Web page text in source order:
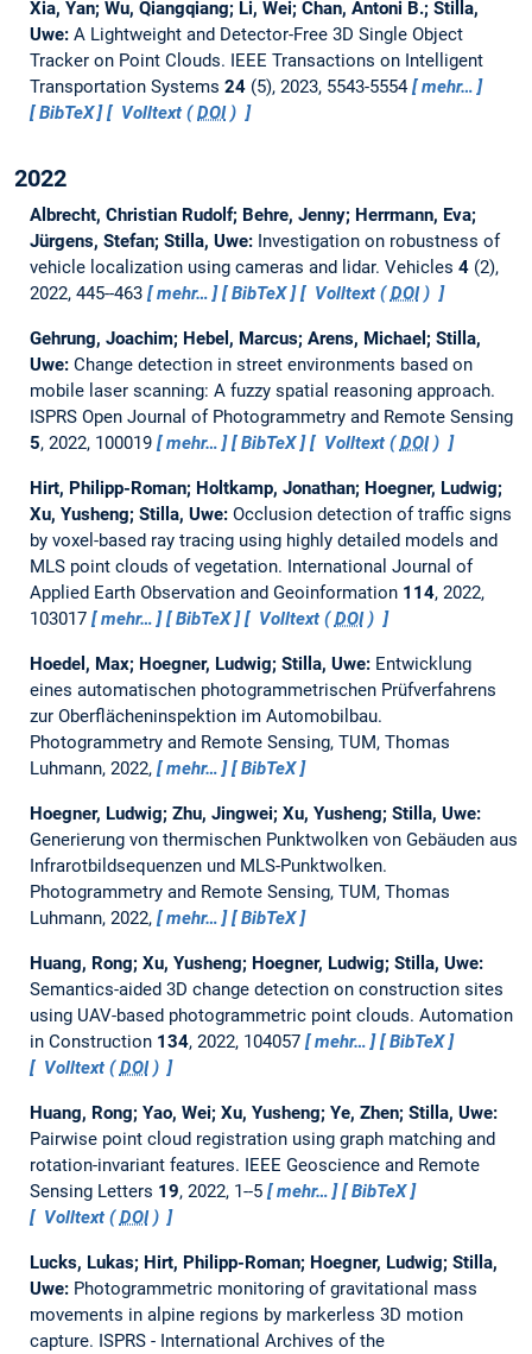
Xia, Yan; Wu, Qiangqiang; Li, Wei; Chan, Antoni B.; Stilla,
Uwe: A Lightweight and Detector-Free 3D Single Object
Tracker on Point Clouds. IEEE Transactions on Intelligent
Transportation Systems 24(5), 2023, 5543-5554
mehr…
BibTeX
Volltext (DOI)
2022
Albrecht, Christian Rudolf; Behre, Jenny; Herrmann, Eva;
Jürgens, Stefan; Stilla, Uwe: Investigation on robustness of
vehicle localization using cameras and lidar. Vehicles 4(2),
2022, 445--463
mehr… BibTeX Volltext (DOI)
Gehrung, Joachim; Hebel, Marcus; Arens, Michael; Stilla,
Uwe: Change detection in street environments based on
mobile laser scanning: A fuzzy spatial reasoning approach.
ISPRS Open Journal of Photogrammetry and Remote Sensing
5, 2022, 100019 mehr… BibTeX Volltext (DOI)
Hirt, Philipp-Roman; Holtkamp, Jonathan; Hoegner, Ludwig;
Xu, Yusheng; Stilla, Uwe: Occlusion detection of traffic signs
by voxel-based ray tracing using highly detailed models and
MLS point clouds of vegetation. International Journal of
Applied Earth Observation and Geoinformation 114, 2022,
103017
mehr… BibTeX Volltext (DOI)
Hoedel, Max; Hoegner, Ludwig; Stilla, Uwe: Entwicklung
eines automatischen photogrammetrischen Prüfverfahrens
zur Oberflächeninspektion im Automobilbau.
Photogrammetry and Remote Sensing, TUM, Thomas
Luhmann, 2022,
mehr… BibTeX
Hoegner, Ludwig; Zhu, Jingwei; Xu, Yusheng; Stilla, Uwe:
Generierung von thermischen Punktwolken von Gebäuden aus
Infrarotbildsequenzen und MLS-Punktwolken.
Photogrammetry and Remote Sensing, TUM, Thomas
Luhmann, 2022,
mehr… BibTeX
Huang, Rong; Xu, Yusheng; Hoegner, Ludwig; Stilla, Uwe:
Semantics-aided 3D change detection on construction sites
using UAV-based photogrammetric point clouds. Automation
in Construction 134, 2022, 104057 mehr…
BibTeX
Volltext (DOI)
Huang, Rong; Yao, Wei; Xu, Yusheng; Ye, Zhen; Stilla, Uwe:
Pairwise point cloud registration using graph matching and
rotation-invariant features. IEEE Geoscience and Remote
Sensing Letters 19, 2022, 1--5 mehr…
BibTeX
Volltext (DOI)
Lucks, Lukas; Hirt, Philipp-Roman; Hoegner, Ludwig; Stilla,
Uwe: Photogrammetric monitoring of gravitational mass
movements in alpine regions by markerless 3D motion
capture. ISPRS - International Archives of the